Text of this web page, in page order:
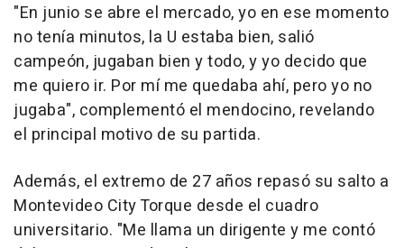
"En junio se abre el mercado, yo en ese momento
no tenía minutos, la U estaba bien, salió
campeón, jugaban bien y todo, y yo decido que
me quiero ir. Por mí me quedaba ahí, pero yo no
jugaba", complementó el mendocino, revelando
el principal motivo de su partida.
Además, el extremo de 27 años repasó su salto a
Montevideo City Torque desde el cuadro
universitario. "Me llama un dirigente y me contó